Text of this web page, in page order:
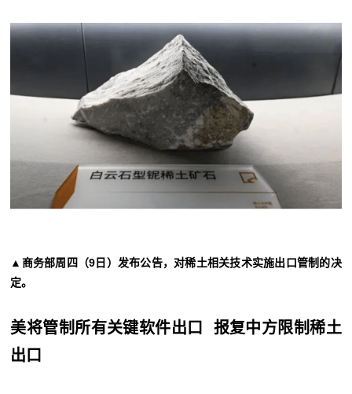
▲商务部周四（9日）发布公告，对稀土相关技术实施出口管制的决
定。
美将管制所有关键软件出口 报复中方限制稀土
出口